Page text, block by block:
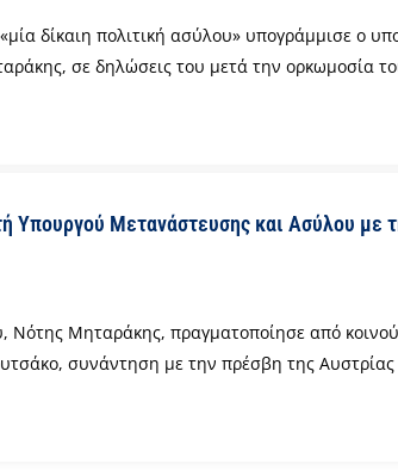
δίκαιη πολιτική ασύλου» υπογράμμισε ο
σε δηλώσεις του μετά την ορκωμοσία
Υπουργού Μετανάστευσης και Ασύλου με
Μηταράκης, πραγματοποίησε από
συνάντηση με την πρέσβη της